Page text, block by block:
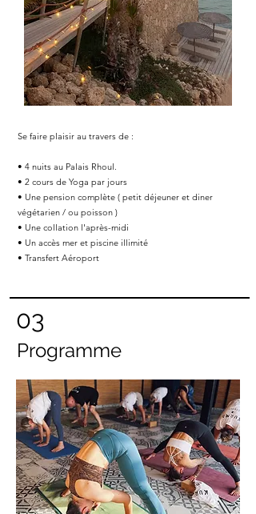
Se faire plaisir au travers de :
• 4 nuits au Palais Rhoul.
• 2 cours de Yoga par jours
• Une pension complète ( petit déjeuner et diner
végétarien / ou poisson )
• Une collation l'après-midi
• Un accès mer et piscine illimité
• Transfert Aéroport
03
Programme